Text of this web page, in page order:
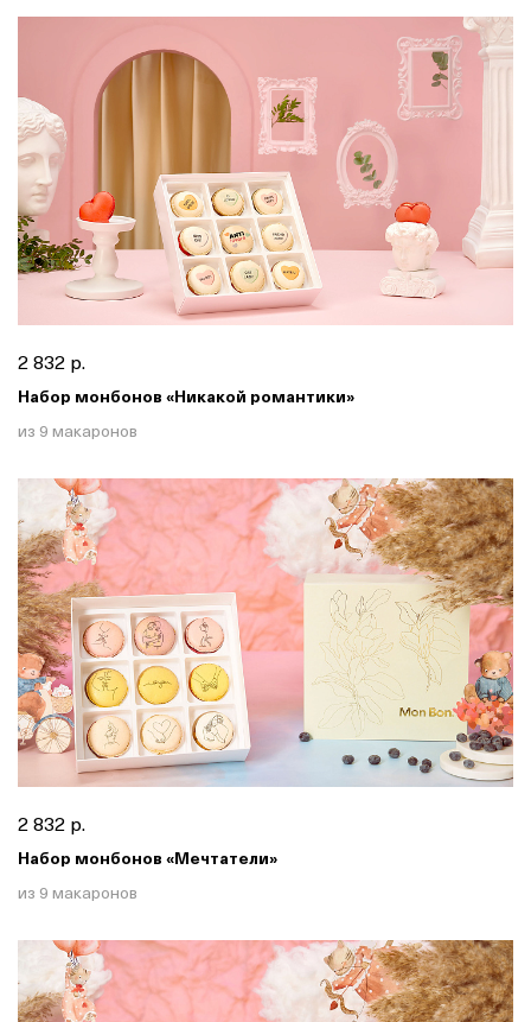
2 832 р.
Набор монбонов «Никакой романтики»
из 9 макаронов
2 832 р.
Набор монбонов «Мечтатели»
из 9 макаронов